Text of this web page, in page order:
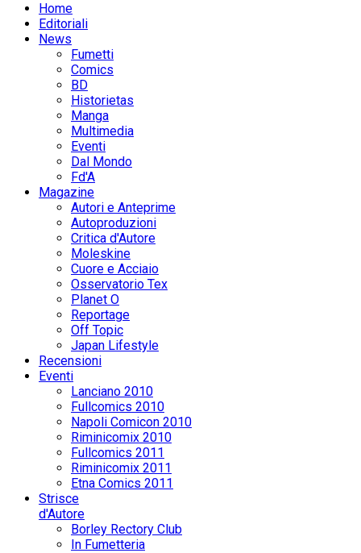
Home
Editoriali
News
Fumetti
Comics
BD
Historietas
Manga
Multimedia
Eventi
Dal Mondo
Fd'A
Magazine
Autori e Anteprime
Autoproduzioni
Critica d'Autore
Moleskine
Cuore e Acciaio
Osservatorio Tex
Planet O
Reportage
Off Topic
Japan Lifestyle
Recensioni
Eventi
Lanciano 2010
Fullcomics 2010
Napoli Comicon 2010
Riminicomix 2010
Fullcomics 2011
Riminicomix 2011
Etna Comics 2011
Strisce
d'Autore
Borley Rectory Club
In Fumetteria